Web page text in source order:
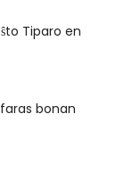
Tiparo en
bonan